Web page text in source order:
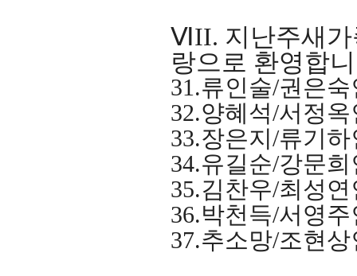
ⅥII. 지난주새
랑으로 환영합
31.류인술/권은숙
32.양혜석/서정옥
33.장은지 /류기하
34.유길순/강문희
35.김찬우/최성연
36.박천득/서영주
37.추소망/조현상